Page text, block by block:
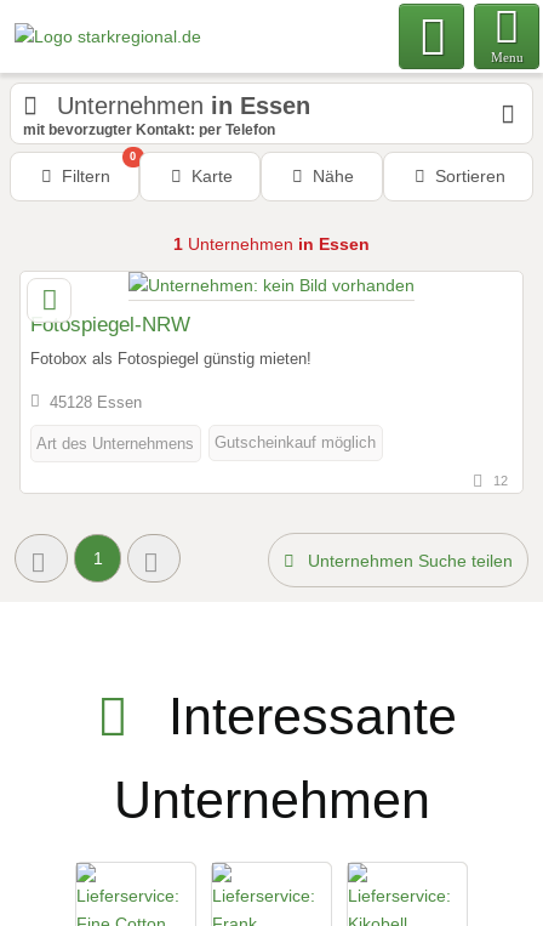
Menu
Unternehmen in Essen
mit bevorzugter Kontakt: per Telefon
Filtern
0
Karte Nähe Sortieren
1 Unternehmen in Essen
Fotospiegel-NRW
Fotobox als Fotospiegel günstig mieten!
45128 Essen
Art des Unternehmens Gutscheinkauf möglich
12
1 Unternehmen Suche teilen
Interessante
Unternehmen